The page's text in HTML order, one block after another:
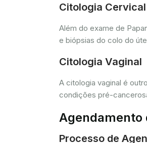
Citologia Cervical
Além do exame de
e biópsias do colo do
Citologia Vaginal
A citologia vaginal é
condições pré-
Agendamento
Processo de